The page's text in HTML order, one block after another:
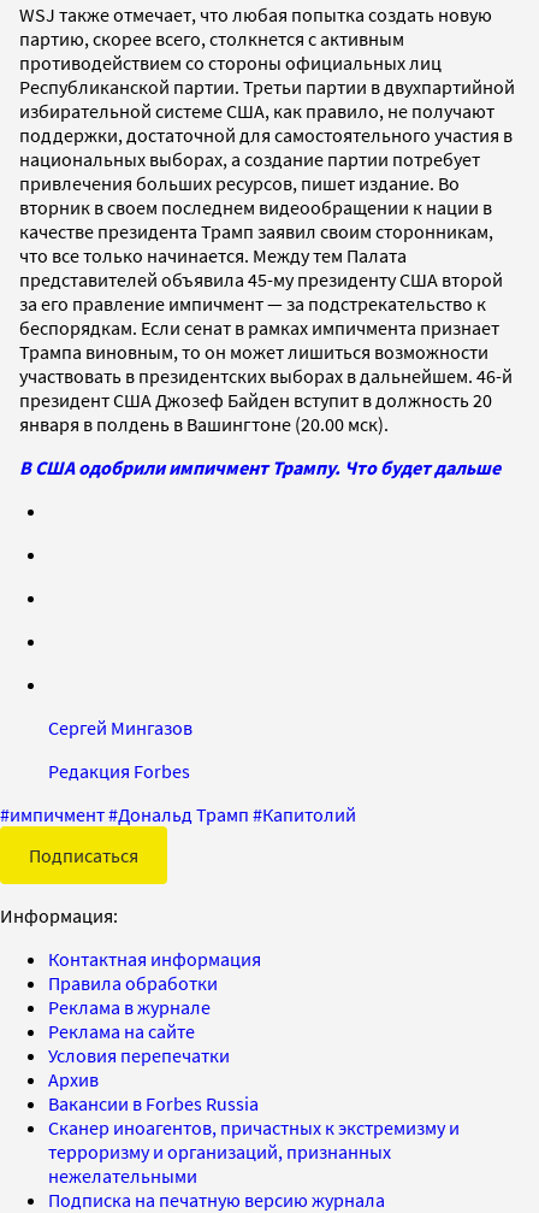
WSJ также отмечает, что любая попытка создать новую
партию, скорее всего, столкнется с активным
противодействием со стороны официальных лиц
Республиканской партии. Третьи партии в двухпартийной
избирательной системе США, как правило, не получают
поддержки, достаточной для самостоятельного участия в
национальных выборах, а создание партии потребует
привлечения больших ресурсов, пишет издание. Во
вторник в своем последнем видеообращении к нации в
качестве президента Трамп заявил своим сторонникам,
что все только начинается. Между тем Палата
представителей объявила 45-му президенту США второй
за его правление импичмент — за подстрекательство к
беспорядкам. Если сенат в рамках импичмента признает
Трампа виновным, то он может лишиться возможности
участвовать в президентских выборах в дальнейшем. 46-й
президент США Джозеф Байден вступит в должность 20
января в полдень в Вашингтоне (20.00 мск).
В США одобрили импичмент Трампу. Что будет дальше
Сергей Мингазов
Редакция Forbes
#импичмент#Дональд Трамп #Капитолий
Подписаться
Информация:
Контактная информация
Правила обработки
Реклама в журнале
Реклама на сайте
Условия перепечатки
Архив
Вакансии в Forbes Russia
Сканер иноагентов, причастных к экстремизму и
терроризму и организаций, признанных
нежелательными
Подписка на печатную версию журнала